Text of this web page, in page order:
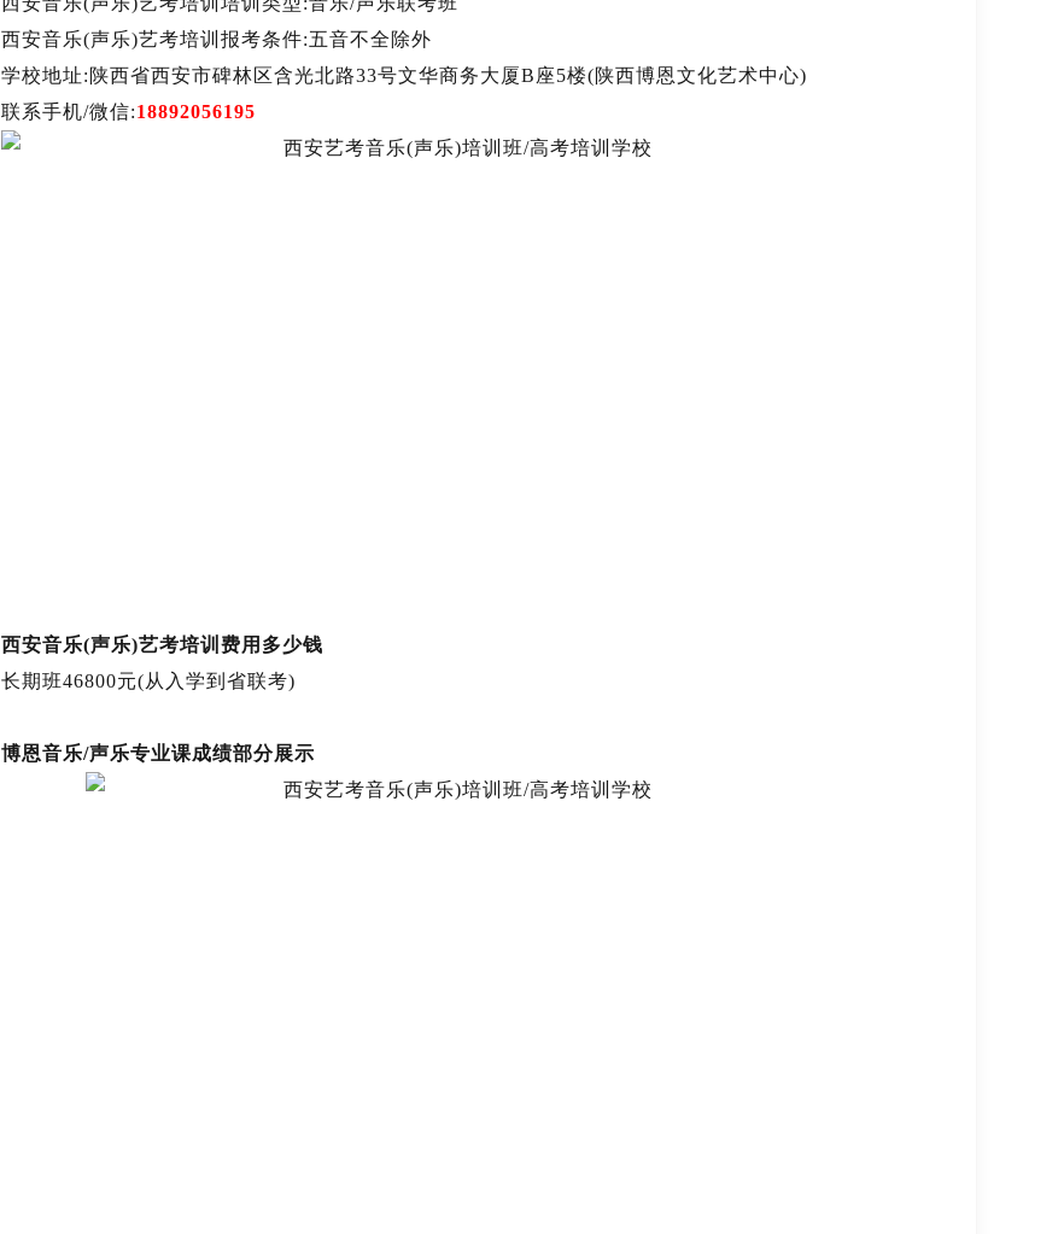
西安音乐(声乐)艺考培训报考条件:五音不全除外
学校地址:陕西省西安市碑林区含光北路33号文华商务大厦B座5楼(陕西博恩文化艺术中心)
联系手机/微信:18892056195
西安音乐(声乐)艺考培训费用多少钱
长期班46800元(从入学到省联考)
博恩音乐/声乐专业课成绩部分展示